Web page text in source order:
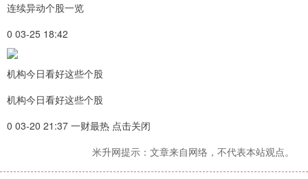
连续异动个股一览
0 03-25 18:42
机构今日看好这些个股
机构今日看好这些个股
0 03-20 21:37 一财最热 点击关闭
米升网提示：文章来自网络，不代表本站观点。